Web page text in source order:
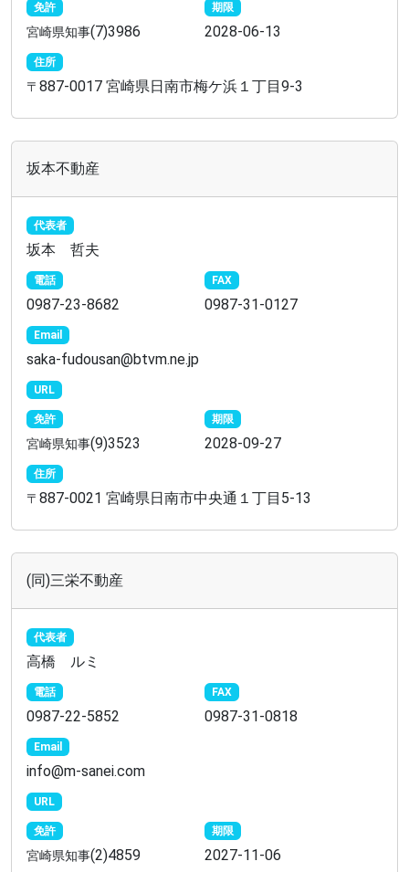
免許
宮崎県知事(7)3986
期限
2028-06-13
住所
〒 887-0017 宮崎県日南市梅ケ浜１丁目9-3
坂本不動産
代表者
坂本 哲夫
電話
0987-23-8682
FAX
0987-31-0127
Email
saka-fudousan@btvm.ne.jp
URL
免許
宮崎県知事(9)3523
期限
2028-09-27
住所
〒 887-0021 宮崎県日南市中央通１丁目5-13
(同)三栄不動産
代表者
高橋 ルミ
電話
0987-22-5852
FAX
0987-31-0818
Email
info@m-sanei.com
URL
免許
宮崎県知事(2)4859
期限
2027-11-06